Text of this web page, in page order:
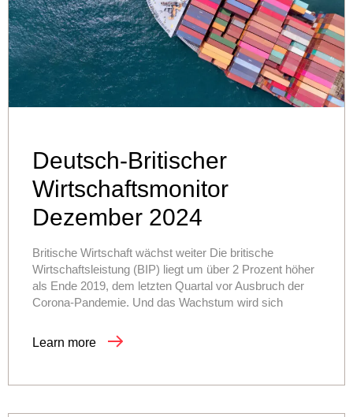
Deutsch-Britischer
Wirtschaftsmonitor
Dezember 2024
Britische Wirtschaft wächst weiter Die britische
Wirtschaftsleistung (BIP) liegt um über 2 Prozent höher
als Ende 2019, dem letzten Quartal vor Ausbruch der
Corona-Pandemie. Und das Wachstum wird sich
Learn more